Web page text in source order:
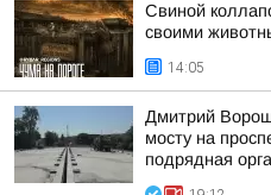
Свиной
своими
14:05
Дмитрий
мосту на
подрядная